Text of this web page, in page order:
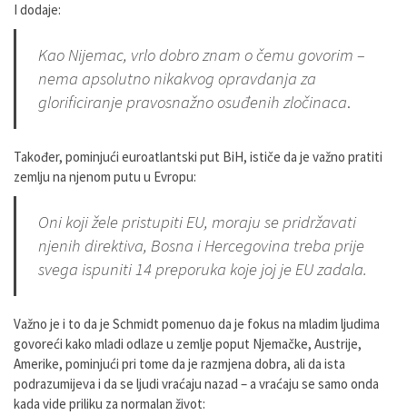
I dodaje:
Kao Nijemac, vrlo dobro znam o čemu govorim –
nema apsolutno nikakvog opravdanja za
glorificiranje pravosnažno osuđenih zločinaca.
Također, pominjući euroatlantski put BiH, ističe da je važno pratiti
zemlju na njenom putu u Evropu:
Oni koji žele pristupiti EU, moraju se pridržavati
njenih direktiva, Bosna i Hercegovina treba prije
svega ispuniti 14 preporuka koje joj je EU zadala.
Važno je i to da je Schmidt pomenuo da je fokus na mladim ljudima
govoreći kako mladi odlaze u zemlje poput Njemačke, Austrije,
Amerike, pominjući pri tome da je razmjena dobra, ali da ista
podrazumijeva i da se ljudi vraćaju nazad – a vraćaju se samo onda
kada vide priliku za normalan život: